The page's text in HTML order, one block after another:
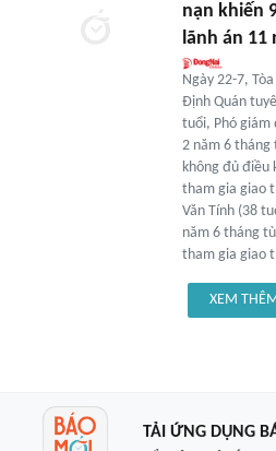
nạn khiến
lãnh án 11
Ngày 22-7,
Định Quán
tuổi, Phó giám
2 năm 6
không đủ điều
tham gia giao
Văn Tính (38
năm 6 tháng
tham gia giao
XEM
TẢI ỨNG DỤNG